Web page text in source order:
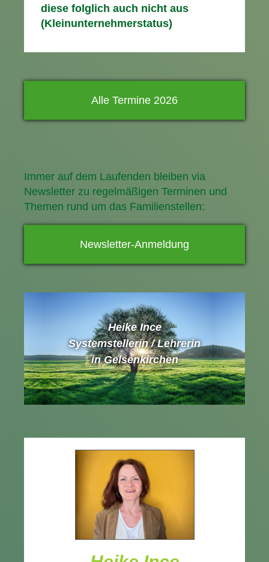
diese folglich auch nicht aus
(Kleinunternehmerstatus)
Alle Termine 2026
Immer auf dem Laufenden bleiben via
Newsletter zu regelmäßigen Terminen und
Themen rund um das Familienstellen:
Newsletter-Anmeldung
Heike Ince
Systemstellerin / Lehrerin
in Gelsenkirchen